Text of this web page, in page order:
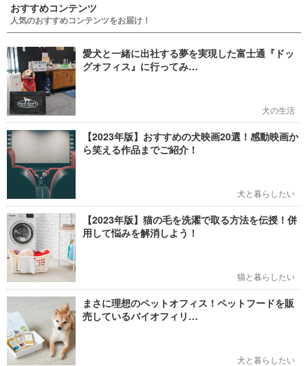
おすすめコンテンツ
人気のおすすめコンテンツをお届け！
愛犬と一緒に出社する夢を実現した富士通『ドッ
グオフィス』に行ってみ…
犬の生活
【2023年版】おすすめの犬映画20選！感動映画か
ら笑える作品までご紹介！
犬と暮らしたい
【2023年版】猫の毛を洗濯で取る方法を伝授！併
用して悩みを解消しよう！
猫と暮らしたい
まさに理想のペットオフィス！ペットフードを販
売しているバイオフィリ…
犬と暮らしたい